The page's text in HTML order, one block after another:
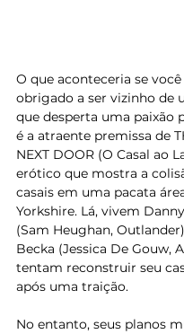
O que aconteceria se você
obrigado a ser vizinho de
que desperta uma paixão
é a atraente premissa de
NEXT DOOR (O Casal ao
erótico que mostra a
casais em uma pacata
Yorkshire. Lá, vivem
(Sam Heughan,
Becka (Jessica De Gouw,
tentam reconstruir seu
após uma traição.
No entanto, seus planos